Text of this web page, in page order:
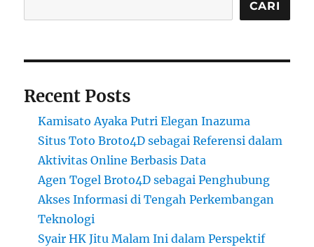
CARI
Recent Posts
Kamisato Ayaka Putri Elegan Inazuma
Situs Toto Broto4D sebagai Referensi dalam
Aktivitas Online Berbasis Data
Agen Togel Broto4D sebagai Penghubung
Akses Informasi di Tengah Perkembangan
Teknologi
Syair HK Jitu Malam Ini dalam Perspektif